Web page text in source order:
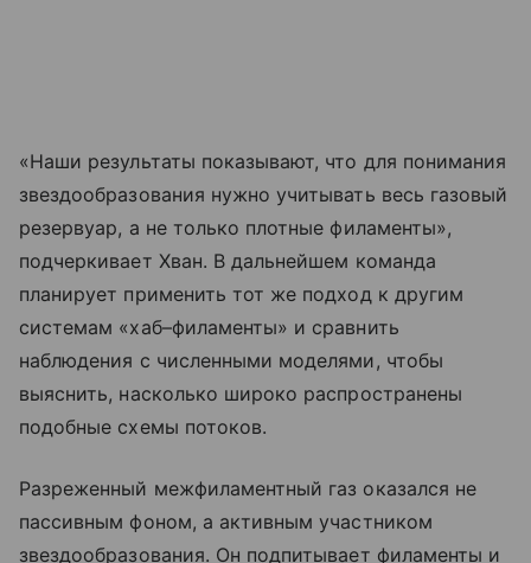
«Наши результаты показывают, что для понимания
звездообразования нужно учитывать весь газовый
резервуар, а не только плотные филаменты»,
подчеркивает Хван. В дальнейшем команда
планирует применить тот же подход к другим
системам «хаб–филаменты» и сравнить
наблюдения с численными моделями, чтобы
выяснить, насколько широко распространены
подобные схемы потоков.
Разреженный межфиламентный газ оказался не
пассивным фоном, а активным участником
звездообразования. Он подпитывает филаменты и